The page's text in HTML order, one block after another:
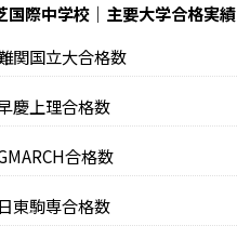
国際中学校｜主要大学合格実績
関国立大合格数
慶上理合格数
合格数
日東駒専合格数